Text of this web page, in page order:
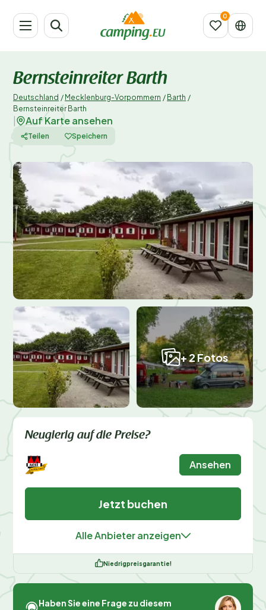
Bernsteinreiter Barth
Deutschland / Mecklenburg-Vorpommern / Barth /
Bernsteinreiter Barth
Auf Karte ansehen
Teilen Speichern
+ 2 Fotos
Neugierig auf die Preise?
Ansehen
Jetzt buchen
Alle Anbieter anzeigen
Niedrigpreisgarantie!
Haben Sie eine Frage zu diesem